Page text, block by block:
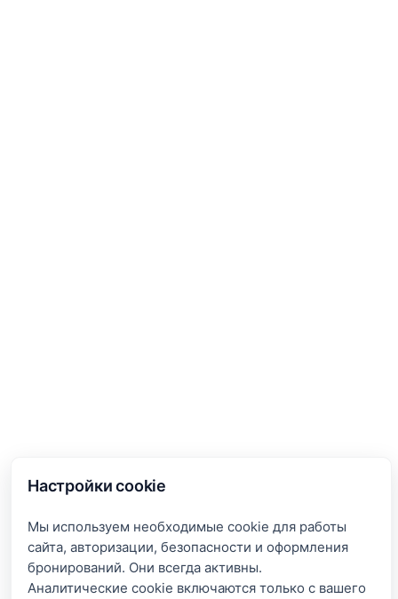
Настройки cookie
Мы используем необходимые cookie для работы
сайта, авторизации, безопасности и оформления
бронирований. Они всегда активны.
Аналитические cookie включаются только с вашего